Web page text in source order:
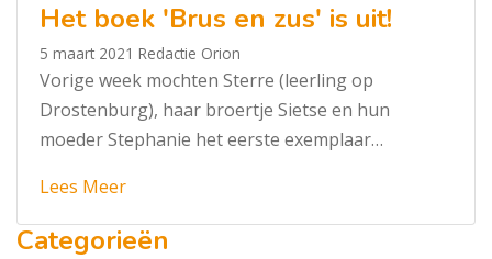
Het boek 'Brus en zus' is uit!
5 maart 2021 Redactie Orion
Vorige week mochten Sterre (leerling op
Drostenburg), haar broertje Sietse en hun
moeder Stephanie het eerste exemplaar…
Lees Meer
Categorieën